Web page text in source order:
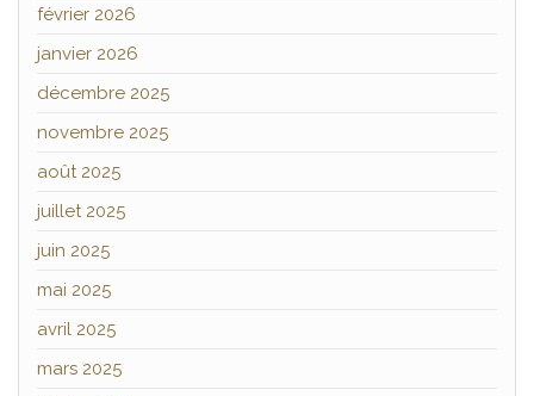
février 2026
janvier 2026
décembre 2025
novembre 2025
août 2025
juillet 2025
juin 2025
mai 2025
avril 2025
mars 2025